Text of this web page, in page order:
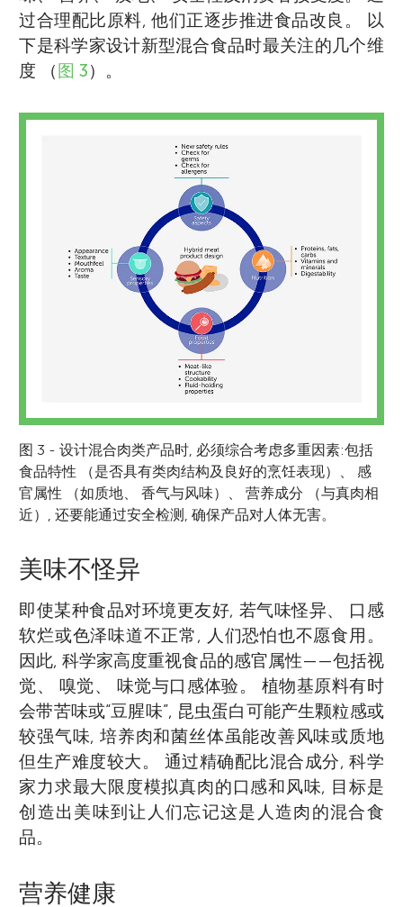
特聘教授。 其实验室致力于生物材料、 组织
工程与细胞农业研究, 旨在改善人类、 动物及
环境健康。 他从教学与学生互动中汲取灵感,
同时也受树木、 自然、 人文及周围非凡世界
的启发。 热爱在山间、 平原和地下洞穴中徒
david.kaplan@tufts.edu
的特聘教授。 作为一名食品科学家, 他运用物
理学、 化学、 生物学及工程学知识, 构建更健
康、 可持续的食品体系, 致力于通过食品结构
设计与纳米技术调控食品的外观、 口感、 风
味及在人体内的代谢。 闲暇时喜爱徒步、 阅
读与弹吉他。
一位充满好奇心与想象力的12岁少年, 热爱星
趣, 始终以澄澈目光与创意头脑探索世界。 无
论是描绘巨龙、 设计纸飞机, 还是解读星座图
谱, 这位年轻的梦想家总能将奇思妙想与逻辑
思维相结合, 在魔法与意义之间找到平衡, 从夜
空中汲取灵感, 在每项微小发现里收获喜悦。
过合理配比原料, 他们正逐步推进食品改良。 以
下是科学家设计新型混合食品时最关注的几个维
度 （ 图 3）。
图 3 - 设计混合肉类产品时, 必须综合考虑多重因素:包括
食品特性 （是否具有类肉结构及良好的烹饪表现）、 感
官属性 （如质地、 香气与风味）、 营养成分 （与真肉相
近）, 还要能通过安全检测, 确保产品对人体无害。
美味不怪异
即使某种食品对环境更友好, 若气味怪异、 口感
软烂或色泽味道不正常, 人们恐怕也不愿食用。
因此, 科学家高度重视食品的感官属性——包括视
觉、 嗅觉、 味觉与口感体验。 植物基原料有时
会带苦味或“豆腥味”, 昆虫蛋白可能产生颗粒感或
较强气味, 培养肉和菌丝体虽能改善风味或质地
但生产难度较大。 通过精确配比混合成分, 科学
家力求最大限度模拟真肉的口感和风味, 目标是
创造出美味到让人们忘记这是人造肉的混合食
品。
营养健康